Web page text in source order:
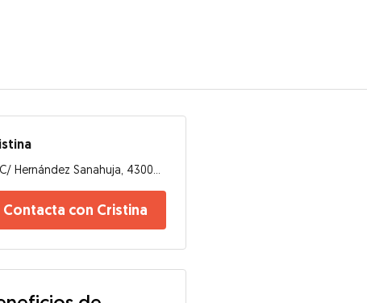
Contacta con Cristina